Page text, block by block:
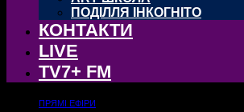
ПОДІЛЛЯ ІНКОГНІТО
КОНТАКТИ
LIVE
TV7+ FM
ПРЯМІ ЕФІРИ